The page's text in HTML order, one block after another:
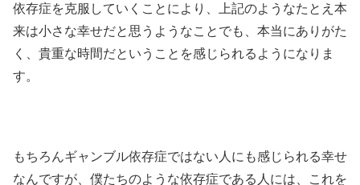
依存症を克服していくことにより、上記のようなたとえ本
来は小さな幸せだと思うようなことでも、本当にありがた
く、貴重な時間だということを感じられるようになりま
す。
もちろんギャンブル依存症ではない人にも感じられる幸せ
なんですが、僕たちのような依存症である人には、これを